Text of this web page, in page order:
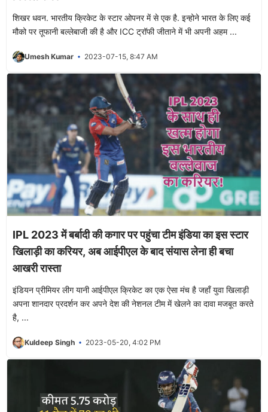
शिखर धवन. भारतीय क्रिकेट के स्टार ओपनर में से एक है. इन्होने भारत के लिए कई
मौको पर तूफानी बल्लेबाजी की है और ICC ट्रॉफी जीताने में भी अपनी अहम ...
Umesh Kumar 2023-07-15, 8:47 AM
IPL 2023 में बर्बादी की कगार पर पहुंचा टीम इंडिया का इस स्टार
खिलाड़ी का करियर, अब आईपीएल के बाद संयास लेना ही बचा
आखरी रास्ता
इंडियन प्रीमियर लीग यानी आईपीएल क्रिकेट का एक ऐसा मंच है जहाँ युवा खिलाड़ी
अपना शानदार प्रदर्शन कर अपने देश की नेशनल टीम में खेलने का दावा मजबूत करते
है, ...
Kuldeep Singh 2023-05-20, 4:02 PM